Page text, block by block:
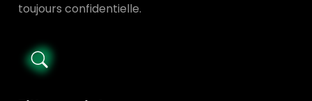
toujours confidentielle.